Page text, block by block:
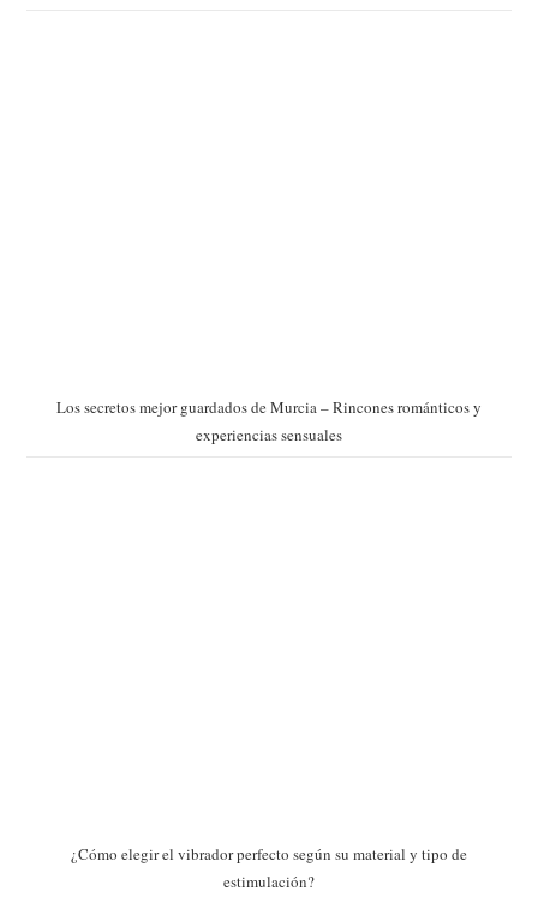
Los secretos mejor guardados de Murcia – Rincones románticos y
experiencias sensuales
¿Cómo elegir el vibrador perfecto según su material y tipo de
estimulación?